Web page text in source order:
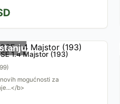
1.4 Majstor (193)
99)
mogućnosti za
b>